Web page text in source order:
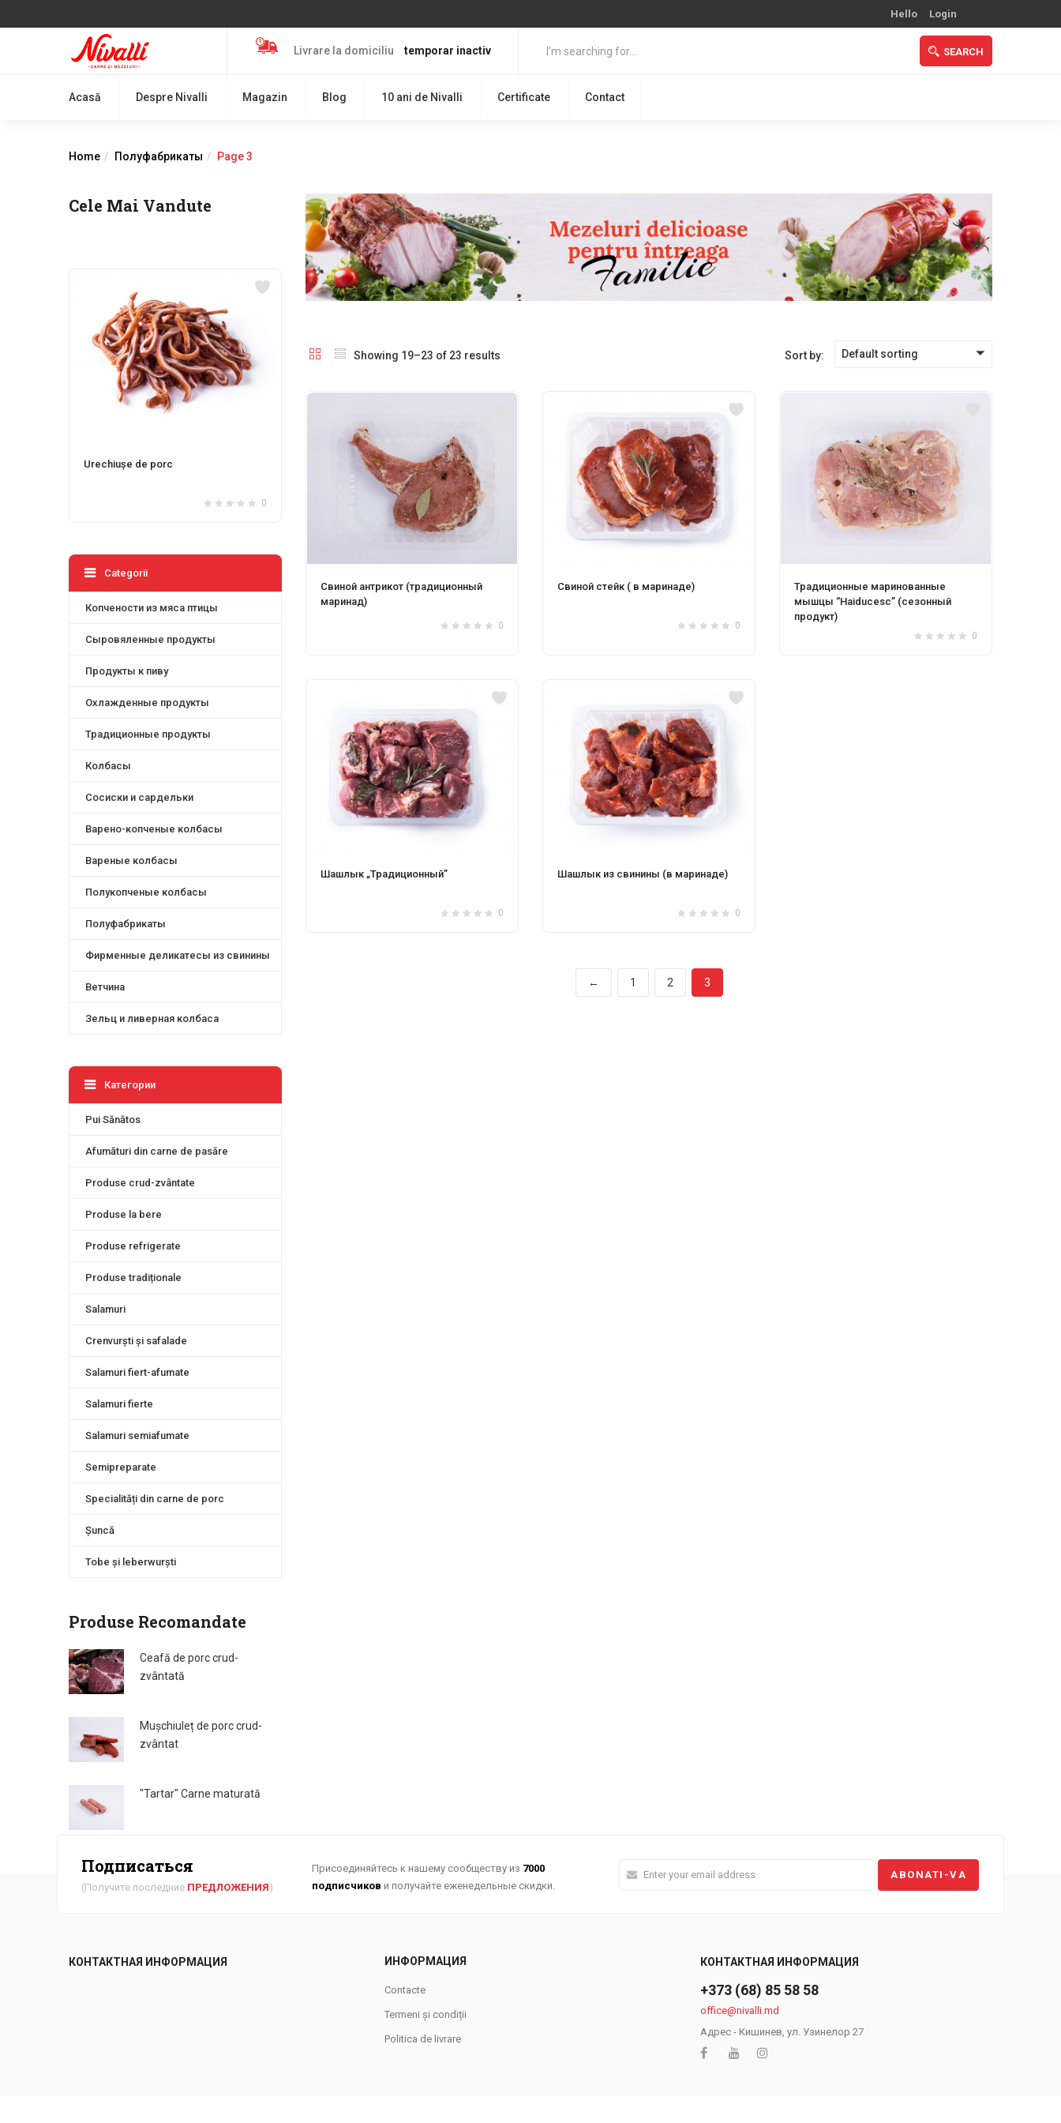
Hello Login
Livrare la domiciliu temporar inactiv SEARCH
Acasă Despre Nivalli Magazin Blog 10 ani de Nivalli Certificate Contact
Home Полуфабрикаты Page 3
Showing 19–23 of 23 results Sort by: Default sorting
Свиной антрикот (традиционный
маринад)
0
Свиной стейк ( в маринаде)
0
Традиционные маринованные
мышцы “Haiducesc” (сезонный
продукт)
0
Шашлык „Традиционный”
0
Шашлык из свинины (в маринаде)
0
← 1 2 3
Cele Mai Vandute
Costiță de porc fiert-afumată
0
Salam Vânătoresc Sticks de vită Urechiușe de porc
Categorii
Копчености из мяса птицы
Сыровяленные продукты
Продукты к пиву
Охлажденные продукты
Традиционные продукты
Колбасы
Сосиски и сардельки
Варено-копченые колбасы
Вареные колбасы
Полукопченые колбасы
Полуфабрикаты
Фирменные деликатесы из свинины
Ветчина
Зельц и ливерная колбаса
Категории
Pui Sănătos
Afumături din carne de pasăre
Produse crud-zvântate
Produse la bere
Produse refrigerate
Produse tradiționale
Salamuri
Crenvurști și safalade
Salamuri fiert-afumate
Salamuri fierte
Salamuri semiafumate
Semipreparate
Specialități din carne de porc
Șuncă
Tobe și leberwurști
Produse Recomandate
Ceafă de porc crud-
zvântată
Mușchiuleț de porc crud-
zvântat
"Tartar" Carne maturată
Подписаться
(Получите последние ПРЕДЛОЖЕНИЯ)
Присоединяйтесь к нашему сообществу из 7000
подписчиков и получайте еженедельные скидки.
КОНТАКТНАЯ ИНФОРМАЦИЯ ИНФОРМАЦИЯ
Contacte
Termeni și condiții
Politica de livrare
КОНТАКТНАЯ ИНФОРМАЦИЯ
+373 (68) 85 58 58
office@nivalli.md
Адрес - Кишинев, ул. Узинелор 27